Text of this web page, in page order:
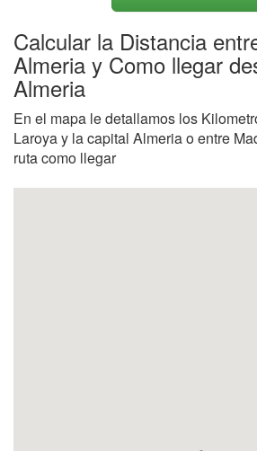
Calcular la Distancia
Almeria y Como llegar
Almeria
En el mapa le detallamos los
Laroya y la capital Almeria o entre
ruta como llegar